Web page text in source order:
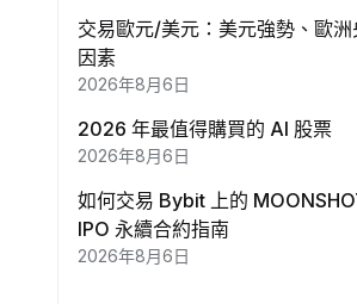
每完成一次，經驗值 +15
期權交易量 ≥ $2000
交易歐元/美元：美元強勢、歐
因素
2026年8月6日
2026 年最值得購買的 AI 股票
2026年8月6日
如何交易 Bybit 上的
IPO 永續合約指南
2026年8月6日